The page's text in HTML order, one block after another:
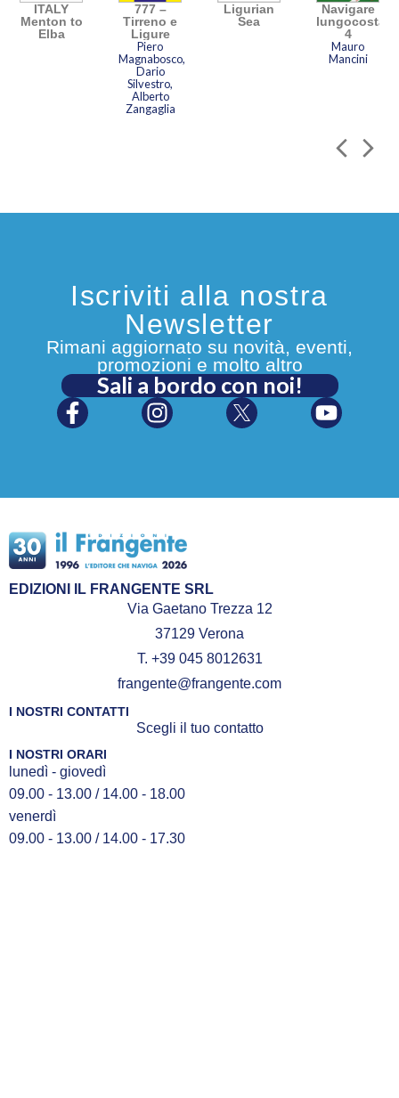
ITALY
Menton to
Elba
777 –
Tirreno e
Ligure
Piero
Magnabosco,
Dario
Silvestro,
Alberto
Zangaglia
Ligurian
Sea
Navigare
lungocosta
4
Mauro
Mancini
Iscriviti alla nostra
Newsletter
Rimani aggiornato su novità, eventi,
promozioni e molto altro
Sali a bordo con noi!
EDIZIONI IL FRANGENTE SRL
Via Gaetano Trezza 12
37129 Verona
T. +39 045 8012631
frangente@frangente.com
I NOSTRI CONTATTI
Scegli il tuo contatto
I NOSTRI ORARI
lunedì - giovedì
09.00 - 13.00 / 14.00 - 18.00
venerdì
09.00 - 13.00 / 14.00 - 17.30